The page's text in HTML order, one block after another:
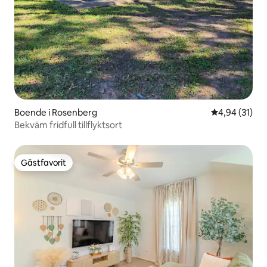
Boende i Rosenberg 4,94 av 5 i
4,94 (31)
Bekväm fridfull tillflyktsort
Gästfavorit
Gästfavorit